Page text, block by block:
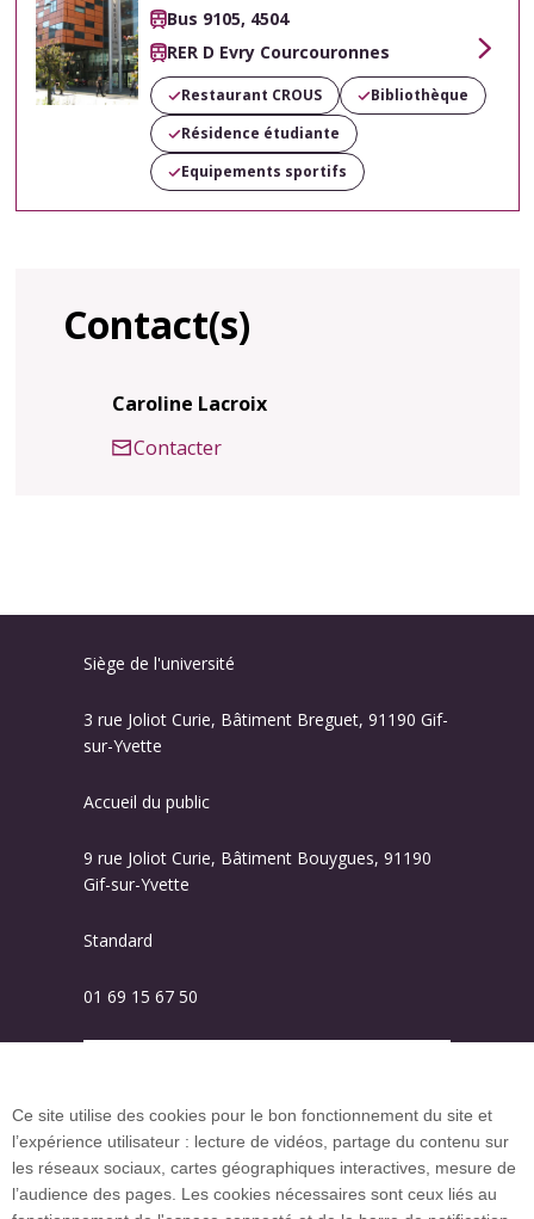
Bus 9105, 4504
RER D Evry Courcouronnes
Voir
Restaurant CROUS
Bibliothèque
Résidence étudiante
Equipements sportifs
Contact(s)
Caroline Lacroix
Contacter
Siège de l'université
3 rue Joliot Curie, Bâtiment Breguet, 91190 Gif-
sur-Yvette
Accueil du public
9 rue Joliot Curie, Bâtiment Bouygues, 91190
Gif-sur-Yvette
Standard
01 69 15 67 50
Plan du site
Ce site utilise des cookies pour le bon fonctionnement du site et
l’expérience utilisateur : lecture de vidéos, partage du contenu sur
les réseaux sociaux, cartes géographiques interactives, mesure de
l’audience des pages. Les cookies nécessaires sont ceux liés au